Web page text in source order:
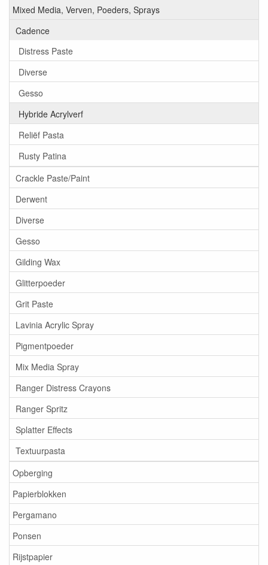
Mixed Media, Verven, Poeders, Sprays
Cadence
Distress Paste
Diverse
Gesso
Hybride Acrylverf
Reliëf Pasta
Rusty Patina
Crackle Paste/Paint
Derwent
Diverse
Gesso
Gilding Wax
Glitterpoeder
Grit Paste
Lavinia Acrylic Spray
Pigmentpoeder
Mix Media Spray
Ranger Distress Crayons
Ranger Spritz
Splatter Effects
Textuurpasta
Opberging
Papierblokken
Pergamano
Ponsen
Rijstpapier